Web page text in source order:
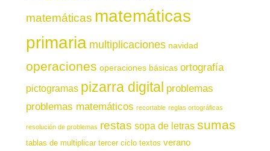
matemáticas matemáticas
primaria multiplicaciones navidad
operaciones operaciones básicas ortografía
pictogramas pizarra digital problemas
problemas matemáticos recortable reglas ortográficas
resolución de problemas restas sopa de letras sumas
tablas de multiplicar tercer ciclo textos verano